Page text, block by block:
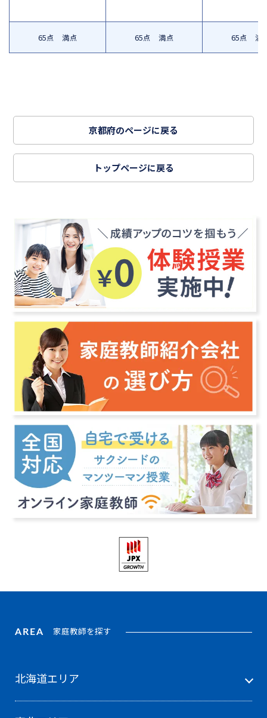
65点 満点 65点 満点 65点 満
京都府のページに戻る
トップページに戻る
AREA 家庭教師を探す
北海道エリア